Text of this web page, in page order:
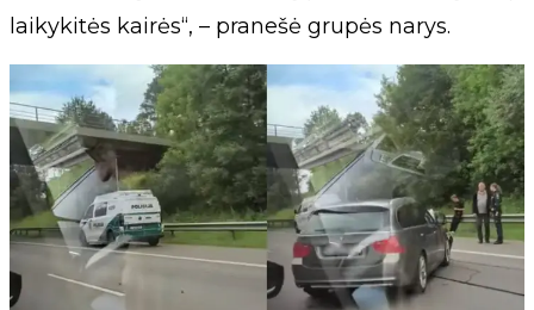
laikykitės kairės“, – pranešė grupės narys.